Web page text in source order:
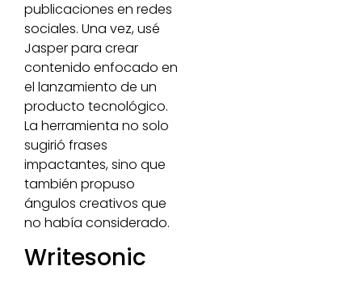
publicaciones en redes
sociales. Una vez, usé
Jasper para crear
contenido enfocado en
el lanzamiento de un
producto tecnológico.
La herramienta no solo
sugirió frases
impactantes, sino que
también propuso
ángulos creativos que
no había considerado.
Writesonic